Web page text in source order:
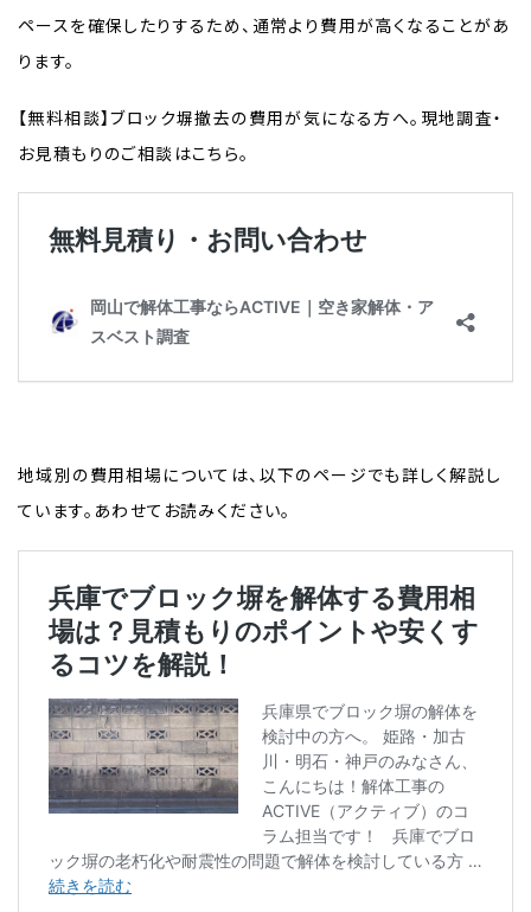
ペースを確保したりするため、通常より費用が高くなることがあ
ります。
【無料相談】ブロック塀撤去の費用が気になる方へ。現地調査・
お見積もりのご相談はこちら。
地域別の費用相場については、以下のページでも詳しく解説し
ています。あわせてお読みください。